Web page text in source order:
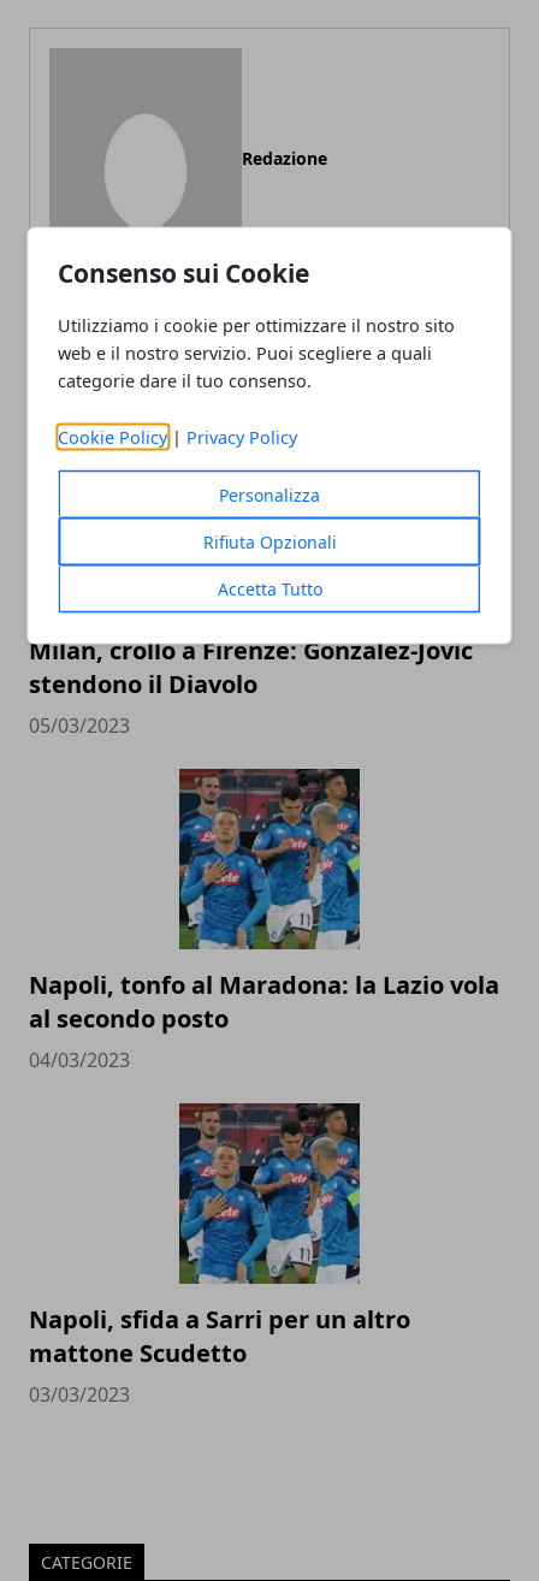
Consenso sui Cookie
Utilizziamo i cookie per ottimizzare il nostro sito
web e il nostro servizio. Puoi scegliere a quali
categorie dare il tuo consenso.
Cookie Policy | Privacy Policy
Personalizza
Rifiuta Opzionali
Accetta Tutto
Redazione
ARTICOLI CORRELATI
Milan, crollo a Firenze: Gonzalez-Jovic
stendono il Diavolo
05/03/2023
Napoli, tonfo al Maradona: la Lazio vola
al secondo posto
04/03/2023
Napoli, sfida a Sarri per un altro
mattone Scudetto
03/03/2023
CATEGORIE